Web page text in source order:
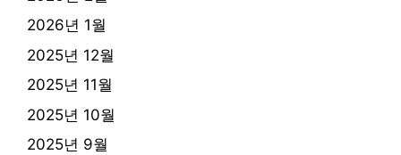
2026년 1월
2025년 12월
2025년 11월
2025년 10월
2025년 9월